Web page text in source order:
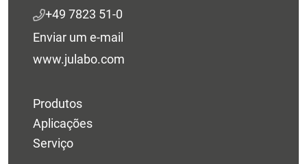
+49 7823 51-0
Enviar um e-mail
www.julabo.com
Produtos
Aplicações
Serviço